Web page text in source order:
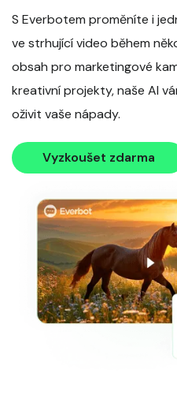
S Everbotem proměníte i
ve strhující video během
obsah pro marketingové
kreativní projekty, naše AI
oživit vaše nápady.
Vyzkoušet zdarma